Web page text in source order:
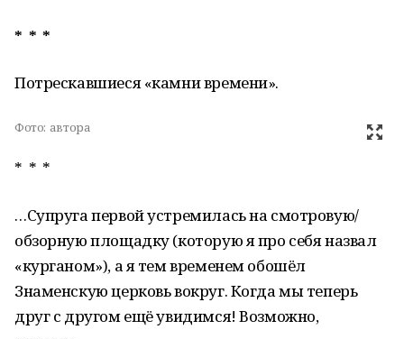
* * *
Потрескавшиеся «камни времени».
Фото: автора
* * *
…Супруга первой устремилась на смотровую/
обзорную площадку (которую я про себя назвал
«курганом»), а я тем временем обошёл
Знаменскую церковь вокруг. Когда мы теперь
друг с другом ещё увидимся! Возможно,